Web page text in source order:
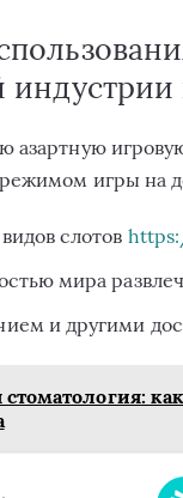
азартную
режимом игры на
слотов
мира
и другими
стоматология: